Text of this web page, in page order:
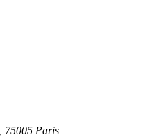
75005 Paris